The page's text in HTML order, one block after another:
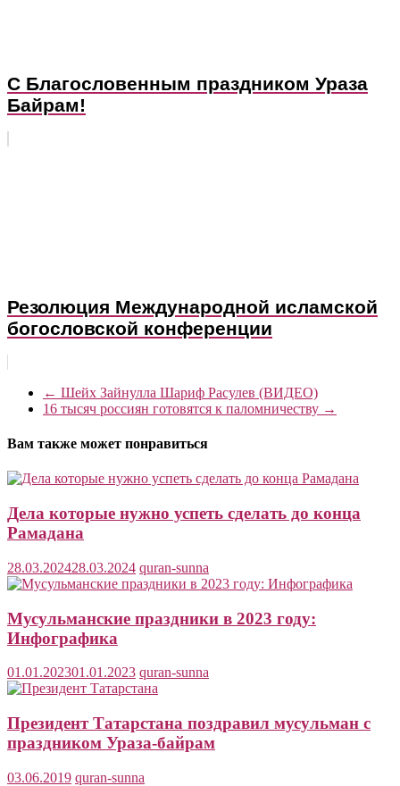
С Благословенным праздником Ураза
Байрам!
Резолюция Международной исламской
богословской конференции
← Шейх Зайнулла Шариф Расулев (ВИДЕО)
16 тысяч россиян готовятся к паломничеству →
Вам также может понравиться
Дела которые нужно успеть сделать до конца
Рамадана
28.03.202428.03.2024 quran-sunna
Мусульманские праздники в 2023 году:
Инфографика
01.01.202301.01.2023 quran-sunna
Президент Татарстана поздравил мусульман с
праздником Ураза-байрам
03.06.2019 quran-sunna